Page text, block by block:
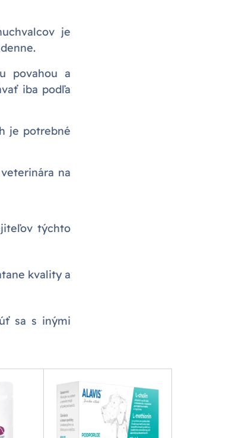
je
povahou a
iba podľa
je potrebné
na
týchto
kvality a
sa s inými